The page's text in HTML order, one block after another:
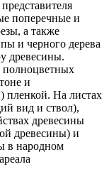
поперечные и
а также
и черного дерева
древесины.
полноцветных
и
пленкой. На листах
вид и ствол),
древесины
древесины) и
в народном